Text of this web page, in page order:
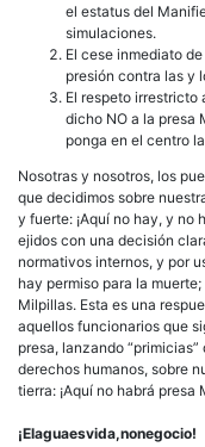
el estatus del
simulaciones.
El cese inmediato
presión contra las y
El respeto irrestricto
dicho NO a la presa
ponga en el centro
Nosotras y nosotros, los
que decidimos sobre
y fuerte: ¡Aquí no hay, y no
ejidos con una decisión
normativos internos, y por
hay permiso para la
Milpillas. Esta es una
aquellos funcionarios que
presa, lanzando
derechos humanos, sobre
tierra: ¡Aquí no habrá presa
¡Elaguaesvida,nonegocio!